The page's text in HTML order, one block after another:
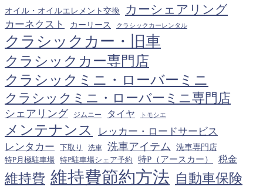
オイル・オイルエレメント交換 カーシェアリング
カーネクスト カーリース クラシックカーレンタル
クラシックカー・旧車
クラシックカー専門店
クラシックミニ・ローバーミニ
クラシックミニ・ローバーミニ専門店
シェアリング ジムニー タイヤ トモシエ
メンテナンス
レッカー・ロードサービス
レンタカー
下取り 洗車 洗車アイテム
洗車専門店
特P月極駐車場
特P駐車場シェア予約 特P（アースカー） 税金
維持費 維持費節約方法 自動車保険